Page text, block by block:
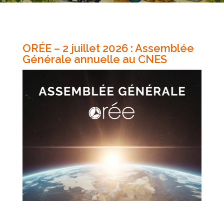
ORÉE – 2 juillet 2026 : Assemblée
Générale annuelle au CNES